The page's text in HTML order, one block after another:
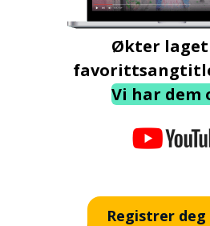
Økter laget
Vi har dem
Registrer